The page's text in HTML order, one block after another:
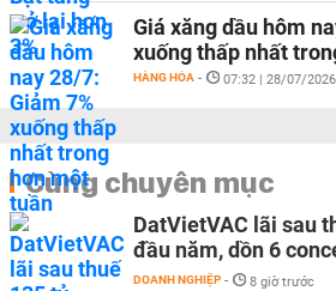
Giá xăng dầu hôm
xuống thấp nhất
HÀNG HÓA - 07:32 | 28/07/2026
Cùng chuyên mục
DatVietVAC lãi sau
đầu năm, dồn 6
DOANH NGHIỆP - 8 giờ trước